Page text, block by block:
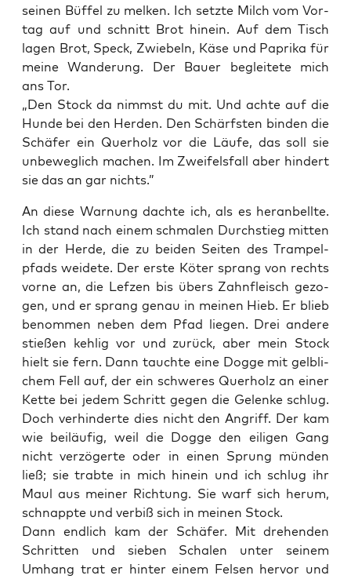
sei­nen Büf­fel zu mel­ken. Ich setz­te Milch vom Vor­
tag auf und schnitt Brot hin­ein. Auf dem Tisch
lagen Brot, Speck, Zwie­beln, Käse und Papri­ka für
mei­ne Wan­de­rung. Der Bau­er beglei­te­te mich
ans Tor.
„Den Stock da nimmst du mit. Und ach­te auf die
Hun­de bei den Her­den. Den Schärfs­ten bin­den die
Schä­fer ein Quer­holz vor die Läu­fe, das soll sie
unbe­weg­lich machen. Im Zwei­fels­fall aber hin­dert
sie das an gar nichts.”
An die­se War­nung dach­te ich, als es her­an­bell­te.
Ich stand nach einem schma­len Durch­stieg mit­ten
in der Her­de, die zu bei­den Sei­ten des Tram­pel­
pfads wei­de­te. Der ers­te Köter sprang von rechts
vor­ne an, die Lef­zen bis übers Zahn­fleisch gezo­
gen, und er sprang genau in mei­nen Hieb. Er blieb
benom­men neben dem Pfad lie­gen. Drei ande­re
stie­ßen keh­lig vor und zurück, aber mein Stock
hielt sie fern. Dann tauch­te eine Dog­ge mit gelb­li­
chem Fell auf, der ein schwe­res Quer­holz an einer
Ket­te bei jedem Schritt gegen die Gelen­ke schlug.
Doch ver­hin­der­te dies nicht den Angriff. Der kam
wie bei­läu­fig, weil die Dog­ge den eili­gen Gang
nicht ver­zö­ger­te oder in einen Sprung mün­den
ließ; sie trab­te in mich hin­ein und ich schlug ihr
Maul aus mei­ner Rich­tung. Sie warf sich her­um,
schnapp­te und ver­biß sich in mei­nen Stock.
Dann end­lich kam der Schä­fer. Mit dre­hen­den
Schrit­ten und sie­ben Scha­len unter sei­nem
Umhang trat er hin­ter einem Fel­sen her­vor und